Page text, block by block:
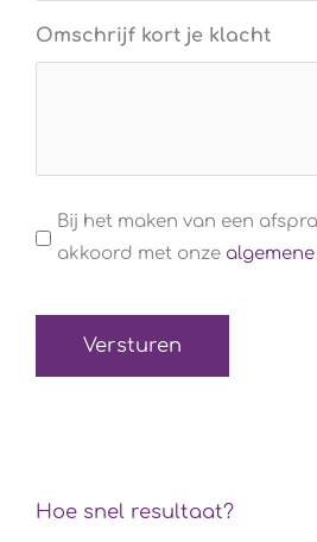
Omschrijf kort je klacht
Algemene
voorwaarden
Bij het maken van een
akkoord met onze
Hoe snel resultaat?